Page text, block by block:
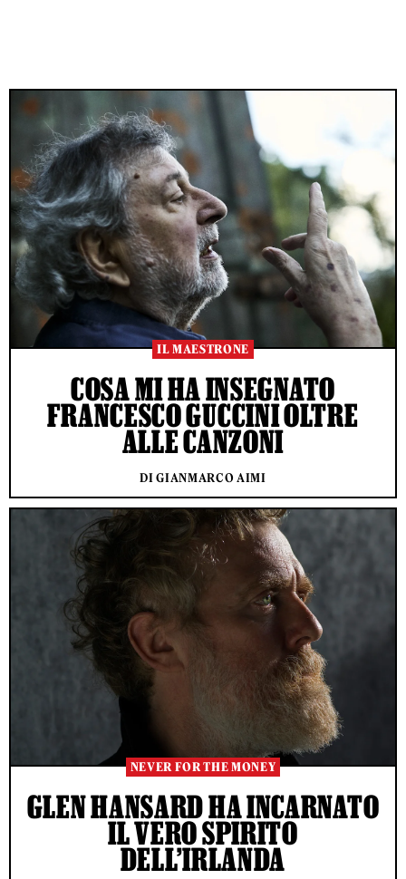
IL MAESTRONE
COSA MI HA INSEGNATO
FRANCESCO GUCCINI OLTRE
ALLE CANZONI
DI GIANMARCO AIMI
NEVER FOR THE MONEY
GLEN HANSARD HA INCARNATO
IL VERO SPIRITO
DELL’IRLANDA